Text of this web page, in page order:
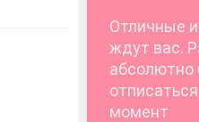
Отличные
ждут вас.
абсолютно
момент